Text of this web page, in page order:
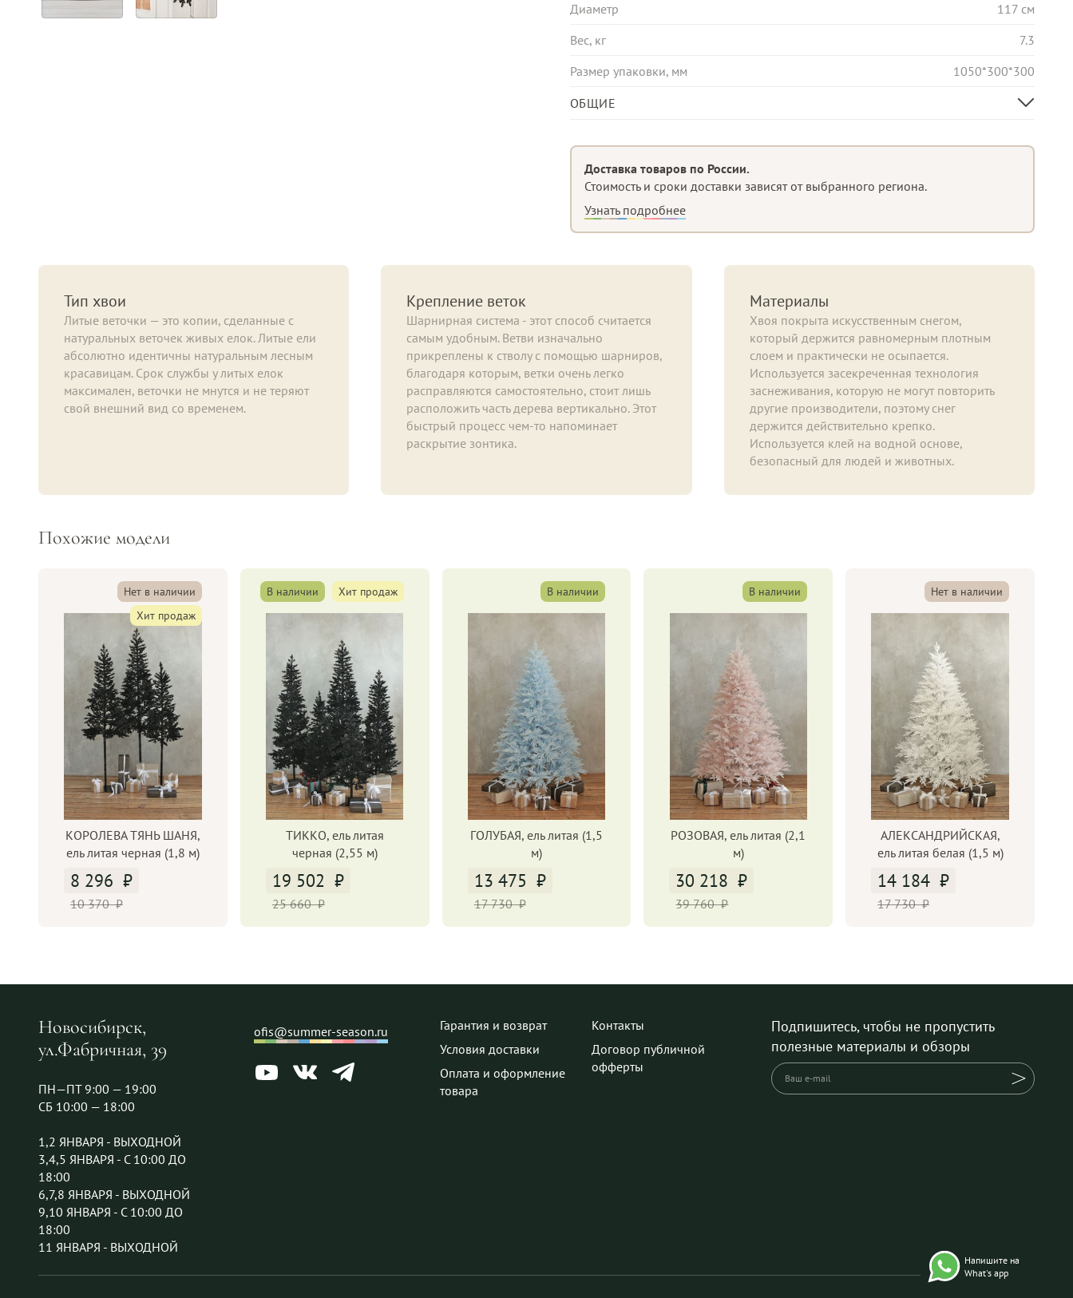
Напишите на
What's app
Диаметр
117 см
Вес, кг
7.3
Размер упаковки, мм
1050*300*300
ОБЩИЕ
Диаметр елки
Крепление веток
Доставка товаров по России.
Стоимость и сроки доставки зависят от выбранного региона.
Узнать подробнее
Тип хвои
Литые веточки — это копии, сделанные с
натуральных веточек живых елок. Литые ели
абсолютно идентичны натуральным лесным
красавицам. Срок службы у литых елок
максимален, веточки не мнутся и не теряют
свой внешний вид со временем.
Крепление веток
Шарнирная система - этот способ считается
самым удобным. Ветви изначально
прикреплены к стволу с помощью шарниров,
благодаря которым, ветки очень легко
расправляются самостоятельно, стоит лишь
расположить часть дерева вертикально. Этот
быстрый процесс чем-то напоминает
раскрытие зонтика.
Материалы
Хвоя покрыта искусственным снегом,
который держится равномерным плотным
слоем и практически не осыпается.
Используется засекреченная технология
заснеживания, которую не могут повторить
другие производители, поэтому снег
держится действительно крепко.
Используется клей на водной основе,
безопасный для людей и животных.
Похожие модели
Нет в наличии
Хит продаж
КОРОЛЕВА ТЯНЬ ШАНЯ,
ель литая черная (1,8 м)
10 370
8 296
В наличии Хит продаж
ТИККО, ель литая
черная (2,55 м)
25 660
19 502
В наличии
ГОЛУБАЯ, ель литая (1,5
м)
17 730
13 475
В наличии
РОЗОВАЯ, ель литая (2,1
м)
39 760
30 218
Нет в наличии
АЛЕКСАНДРИЙСКАЯ,
ель литая белая (1,5 м)
17 730
14 184
Новосибирск,
ул.Фабричная, 39
ПН—ПТ 9:00 — 19:00
СБ 10:00 — 18:00
1,2 ЯНВАРЯ - ВЫХОДНОЙ
3,4,5 ЯНВАРЯ - С 10:00 ДО
18:00
6,7,8 ЯНВАРЯ - ВЫХОДНОЙ
9,10 ЯНВАРЯ - С 10:00 ДО
18:00
11 ЯНВАРЯ - ВЫХОДНОЙ
ofis@summer-season.ru
Гарантия и возврат
Условия доставки
Оплата и оформление
товара
Контакты
Договор публичной
офферты
Подпишитесь, чтобы не пропустить
полезные материалы и обзоры